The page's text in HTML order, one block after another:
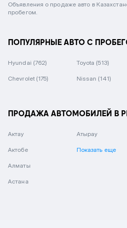
Объявления о продаже авто в
пробегом.
ПОПУЛЯРНЫЕ АВТО С
Hyundai (762) Toyota (513)
Chevrolet (175) Nissan (141)
ПРОДАЖА АВТОМОБИЛЕЙ В
Актау
Актобе
Алматы
Астана
Атырау
Показать еще